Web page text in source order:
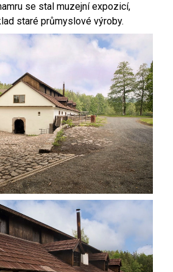
se stal muzejní expozicí,
staré průmyslové výroby.